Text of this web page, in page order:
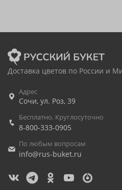
Доставка цветов по России и
Адрес
Сочи, ул. Роз, 39
Бесплатно. Круглосуточно
8-800-333-0905
По любым вопросам
info@rus-buket.ru